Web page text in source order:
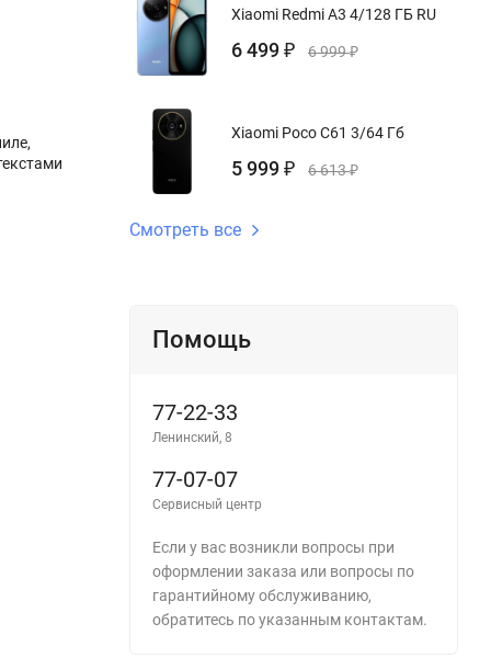
Xiaomi Redmi A3 4/128 ГБ RU
6 499 ₽ 6 999₽
Xiaomi Poco C61 3/64 Гб
5 999 ₽ 6 613₽
Смотреть все
Помощь
77-22-33
Ленинский, 8
77-07-07
Сервисный центр
Если у вас возникли вопросы при
оформлении заказа или вопросы по
гарантийному обслуживанию,
обратитесь по указанным контактам.